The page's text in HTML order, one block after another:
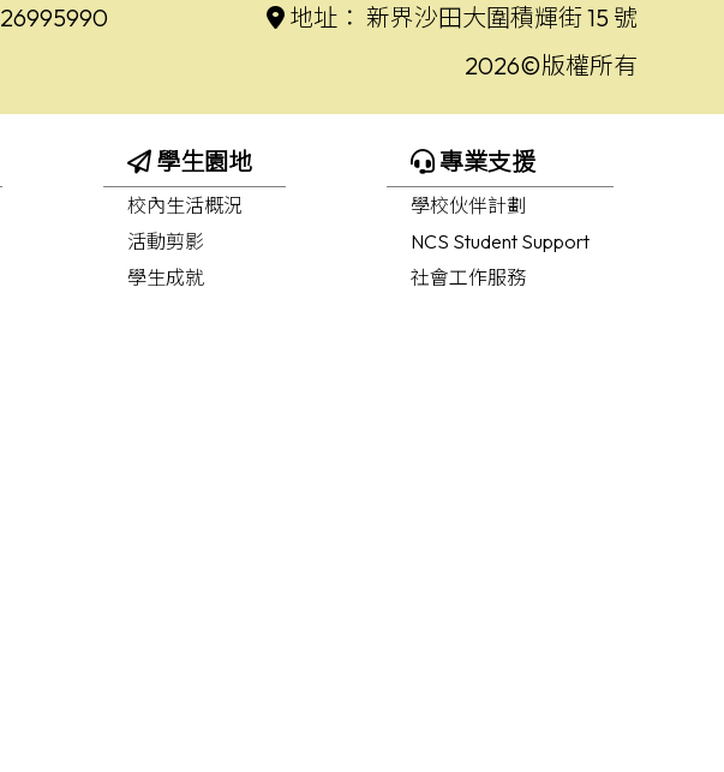
26995990 地址： 新界沙田大圍積輝街 15 號
2026©版權所有
學生園地
校內生活概況
活動剪影
學生成就
專業支援
學校伙伴計劃
NCS Student Support
社會工作服務